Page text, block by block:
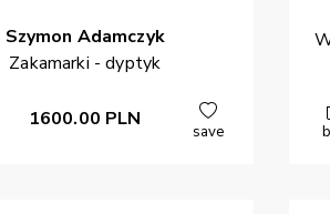
Szymon Adamczyk
Zakamarki - dyptyk
1600.00 PLN
save